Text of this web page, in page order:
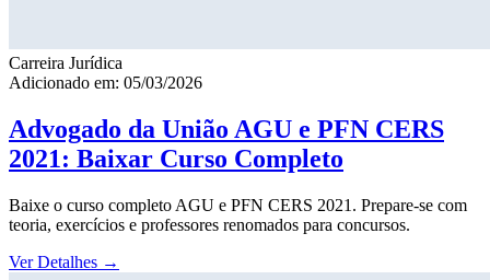
Carreira Jurídica
Adicionado em: 05/03/2026
Advogado da União AGU e PFN CERS
2021: Baixar Curso Completo
Baixe o curso completo AGU e PFN CERS 2021. Prepare-se com
teoria, exercícios e professores renomados para concursos.
Ver Detalhes →